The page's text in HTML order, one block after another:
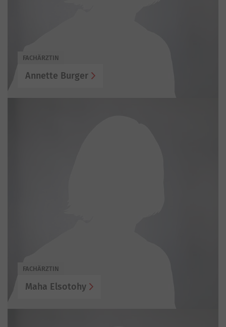
FACHÄRZTIN
Annette Burger
FACHÄRZTIN
Maha Elsotohy